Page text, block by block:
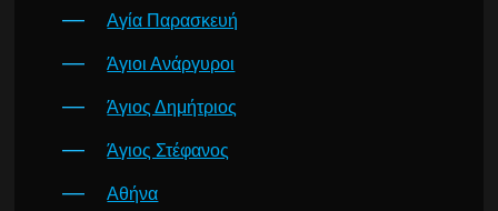
Αγία Παρασκευή
Άγιοι Ανάργυροι
Άγιος Δημήτριος
Άγιος Στέφανος
Αθήνα